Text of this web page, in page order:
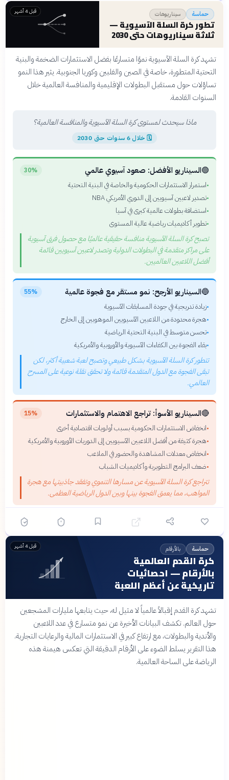
حماسة سيناريوهات
تطور كرة السلة الآسيوية —
ثلاثة سيناريوهات حتى 2030
قبل 4 أشهر
تشهد كرة السلة الآسيوية نموًا متسارعًا بفضل الاستثمارات الضخمة والبنية
التحتية المتطورة، خاصة في الصين والفلبين وكوريا الجنوبية. يثير هذا النمو
تساؤلات حول مستقبل البطولات الإقليمية والمنافسة العالمية خلال
السنوات القادمة.
ماذا سيحدث لمستوى كرة السلة الآسيوية والمنافسة العالمية؟
🗓 خلال 6 سنوات حتى 2030
🟢السيناريو الأفضل: صعود آسيوي عالمي 30%
•استمرار الاستثمارات الحكومية والخاصة في البنية التحتية
•تصدير لاعبين آسيويين إلى الدوري الأمريكي NBA
•استضافة بطولات عالمية كبرى في آسيا
•تطوير أكاديميات رياضية عالية المستوى
تصبح كرة السلة الآسيوية منافسة حقيقية عالميًا مع حصول فرق آسيوية
على مراكز متقدمة في البطولات الدولية وتصدر لاعبين آسيويين قائمة
أفضل اللاعبين العالميين.
🔵السيناريو الأرجح: نمو مستقر مع فجوة عالمية 55%
•زيادة تدريجية في جودة المسابقات الآسيوية
•هجرة محدودة من اللاعبين الآسيويين الموهوبين إلى الخارج
•تحسن متوسط في البنية التحتية الرياضية
•بقاء الفجوة بين الكفاءات الآسيوية والأوروبية والأمريكية
تتطور كرة السلة الآسيوية بشكل طبيعي وتصبح لعبة شعبية أكثر، لكن
تبقى الفجوة مع الدول المتقدمة قائمة ولا تحقق نقلة نوعية على المسرح
العالمي.
🔴السيناريو الأسوأ: تراجع الاهتمام والاستثمارات 15%
•انخفاض الاستثمارات الحكومية بسبب أولويات اقتصادية أخرى
•هجرة كثيفة من أفضل اللاعبين الآسيويين إلى الدوريات الأوروبية والأمريكية
•انخفاض معدلات المشاهدة والحضور في الملاعب
•ضعف البرامج التطويرية وأكاديميات الشباب
تتراجع كرة السلة الآسيوية عن مسارها التنموي وتفقد جاذبيتها مع هجرة
المواهب، مما يعمق الفجوة بينها وبين الدول الرياضية العظمى.
حماسة بالأرقام
كرة القدم العالمية
بالأرقام — احصائيات
تاريخية عن أعظم اللعبة
قبل 4 أشهر
تشهد كرة القدم إقبالاً عالمياً لا مثيل له، حيث يتابعها مليارات المشجعين
حول العالم. تكشف البيانات الأخيرة عن نمو متسارع في عدد اللاعبين
والأندية والبطولات، مع ارتفاع كبير في الاستثمارات المالية والرعايات التجارية.
هذا التقرير يسلط الضوء على الأرقام الدقيقة التي تعكس هيمنة هذه
الرياضة على الساحة العالمية.